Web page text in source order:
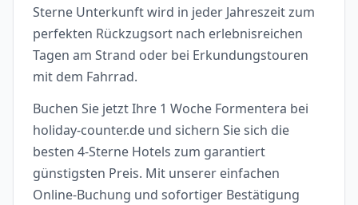
Sterne Unterkunft wird in jeder Jahreszeit zum
perfekten Rückzugsort nach erlebnisreichen
Tagen am Strand oder bei Erkundungstouren
mit dem Fahrrad.
Buchen Sie jetzt Ihre 1 Woche Formentera bei
holiday-counter.de und sichern Sie sich die
besten 4-Sterne Hotels zum garantiert
günstigsten Preis. Mit unserer einfachen
Online-Buchung und sofortiger Bestätigung